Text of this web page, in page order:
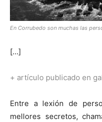
En Corrubedo son muchas las
[…]
+ artículo publicado en
Entre a lexión de
mellores secretos,